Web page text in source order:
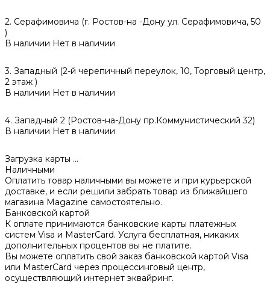
2. Серафимовича (г. Ростов-на -Дону ул. Серафимовича, 50
)
В наличии Нет в наличии
3. Западный (2-й черепичный переулок, 10, Торговый центр,
2 этаж )
В наличии Нет в наличии
4. Западный 2 (Ростов-на-Дону пр.Коммунистический 32)
В наличии Нет в наличии
Загрузка карты ...
Наличными
Оплатить товар наличными вы можете и при курьерской
доставке, и если решили забрать товар из ближайшего
магазина Magazine самоcтоятельно.
Банковской картой
К оплате принимаются банковские карты платежных
систем Visa и MasterCard. Услуга бесплатная, никаких
дополнительных процентов вы не платите.
Вы можете оплатить свой заказ банковской картой Visa
или MasterCard через процессинговый центр,
осуществляющий интернет эквайринг.